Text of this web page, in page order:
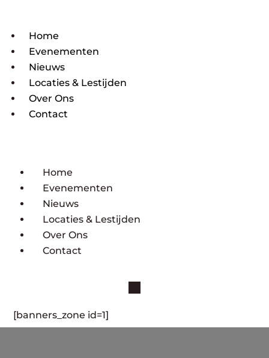
Home
Evenementen
Nieuws
Locaties & Lestijden
Over Ons
Contact
Home
Evenementen
Nieuws
Locaties & Lestijden
Over Ons
Contact
[banners_zone id=1]